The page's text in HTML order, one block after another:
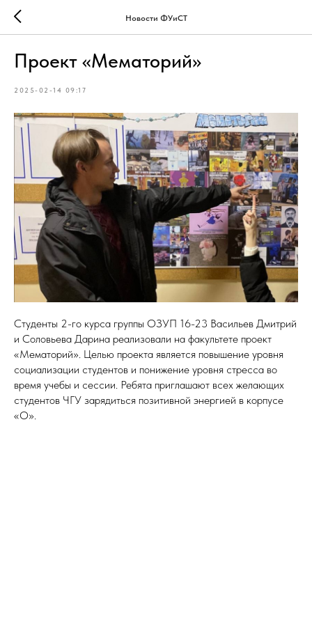
Новости ФУиСТ
Проект «Мематорий»
2025-02-14 09:17
Студенты 2-го курса группы ОЗУП 16-23 Васильев Дмитрий
и Соловьева Дарина реализовали на факультете проект
«Мематорий». Целью проекта является повышение уровня
социализации студентов и понижение уровня стресса во
время учебы и сессии. Ребята приглашают всех желающих
студентов ЧГУ зарядиться позитивной энергией в корпусе
«О».